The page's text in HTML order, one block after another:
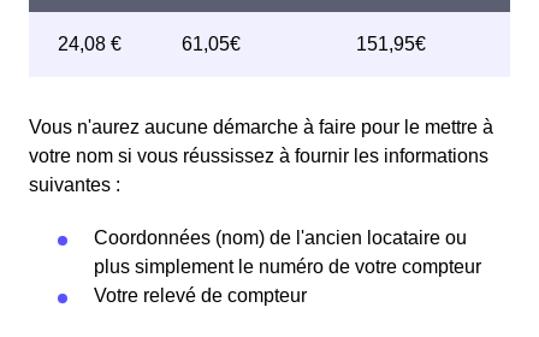
Vous n'aurez aucune démarche à faire pour le mettre à
votre nom si vous réussissez à fournir les informations
suivantes :
Coordonnées (nom) de l'ancien locataire ou
plus simplement le numéro de votre compteur
Votre relevé de compteur